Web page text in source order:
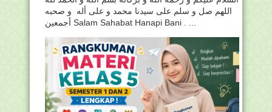
اللهم صل و سلم على سيدنا محمد و على أله و صحبه
أجمعين Salam Sahabat Hanapi Bani . ...